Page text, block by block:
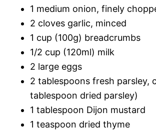
1 medium onion, finely
2 cloves garlic, minced
1 cup (100g) breadcrumbs
1/2 cup (120ml) milk
2 large eggs
2 tablespoons fresh parsley,
tablespoon dried parsley)
1 tablespoon Dijon mustard
1 teaspoon dried thyme